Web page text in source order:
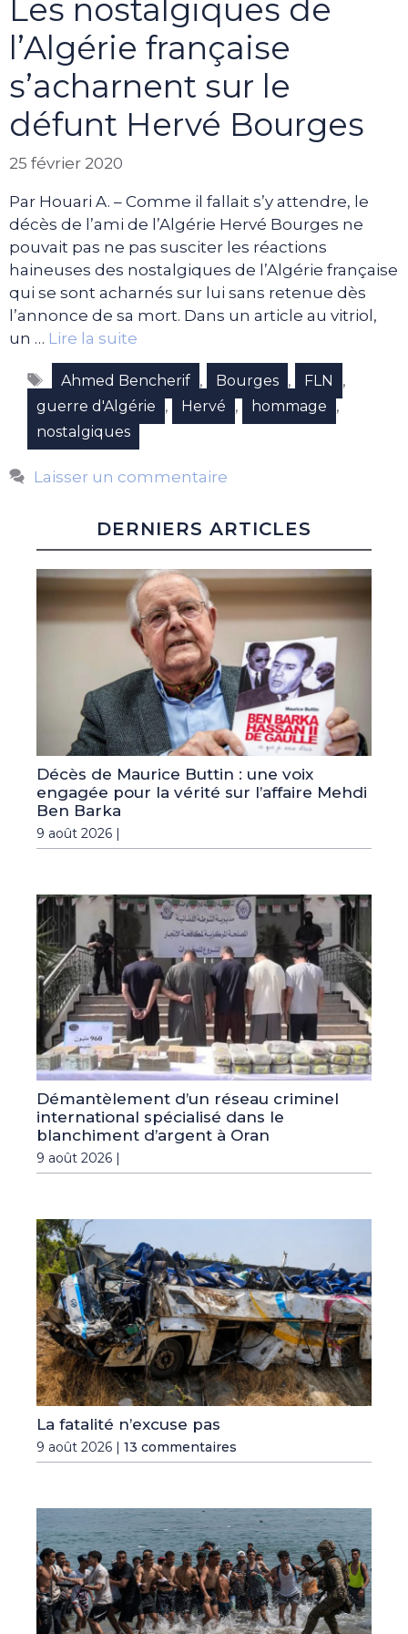
Les nostalgiques de
l’Algérie française
s’acharnent sur le
défunt Hervé Bourges
25 février 2020
Par Houari A. – Comme il fallait s’y attendre, le
décès de l’ami de l’Algérie Hervé Bourges ne
pouvait pas ne pas susciter les réactions
haineuses des nostalgiques de l’Algérie française
qui se sont acharnés sur lui sans retenue dès
l’annonce de sa mort. Dans un article au vitriol,
un … Lire la suite
Étiquettes
Ahmed Bencherif , Bourges , FLN ,
guerre d'Algérie , Hervé , hommage ,
nostalgiques
Laisser un commentaire
DERNIERS ARTICLES
Décès de Maurice Buttin : une voix
engagée pour la vérité sur l’affaire Mehdi
Ben Barka
9 août 2026 |
Démantèlement d’un réseau criminel
international spécialisé dans le
blanchiment d’argent à Oran
9 août 2026 |
La fatalité n’excuse pas
9 août 2026 | 13 commentaires